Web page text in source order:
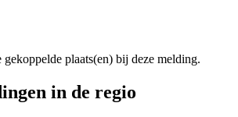
plaats(en) bij deze melding.
in de regio